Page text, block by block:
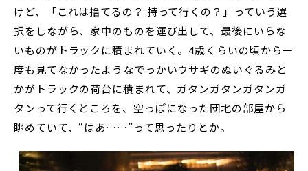
けど、「これは捨てるの？ 持って行くの？」っていう選
択をしながら、家中のものを運び出して、最後にいらな
いものがトラックに積まれていく。4歳くらいの頃から一
度も見てなかったようなでっかいウサギのぬいぐるみと
かがトラックの荷台に積まれて、ガタンガタンガタンガ
タンって行くところを、空っぽになった団地の部屋から
眺めていて、“はあ……”って思ったりとか。